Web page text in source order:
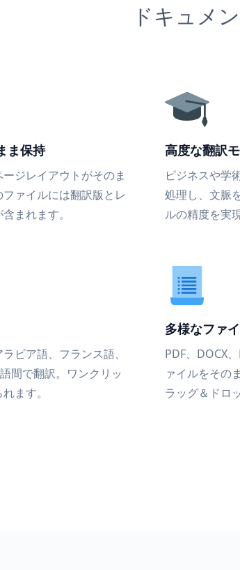
ドキュメ
ま保持
ジレイアウトがそのま
ァイルには翻訳版とレ
まれます。
高度な翻訳
ビジネスや学
処理し、文脈
ルの精度を実
ビア語、フランス語、
間で翻訳。ワンクリッ
ます。
多様なファ
PDF、DOCX
ァイルをその
ラッグ＆ドロ